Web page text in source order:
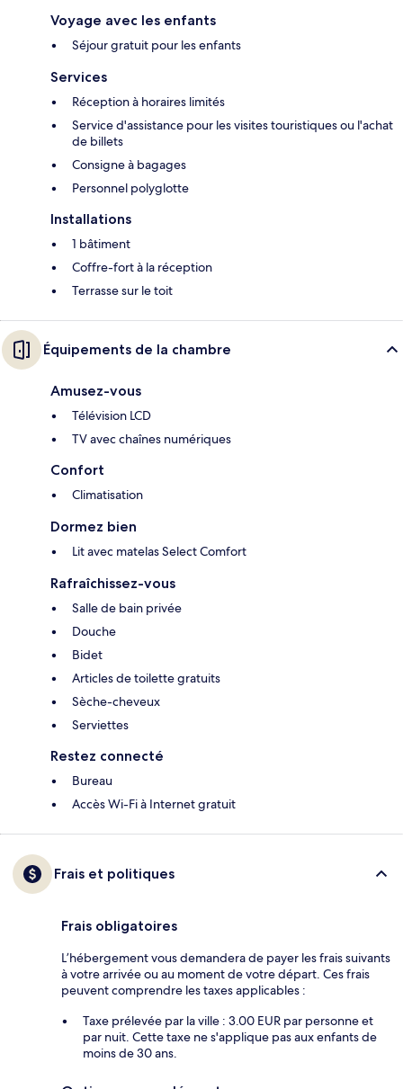
Voyage avec les enfants
Séjour gratuit pour les enfants
Services
Réception à horaires limités
Service d'assistance pour les visites touristiques ou l'achat
de billets
Consigne à bagages
Personnel polyglotte
Installations
1 bâtiment
Coffre-fort à la réception
Terrasse sur le toit
Équipements de la chambre
Amusez-vous
Télévision LCD
TV avec chaînes numériques
Confort
Climatisation
Dormez bien
Lit avec matelas Select Comfort
Rafraîchissez-vous
Salle de bain privée
Douche
Bidet
Articles de toilette gratuits
Sèche-cheveux
Serviettes
Restez connecté
Bureau
Accès Wi-Fi à Internet gratuit
Frais et politiques
Frais obligatoires
L’hébergement vous demandera de payer les frais suivants
à votre arrivée ou au moment de votre départ. Ces frais
peuvent comprendre les taxes applicables :
Taxe prélevée par la ville : 3.00 EUR par personne et
par nuit. Cette taxe ne s'applique pas aux enfants de
moins de 30 ans.